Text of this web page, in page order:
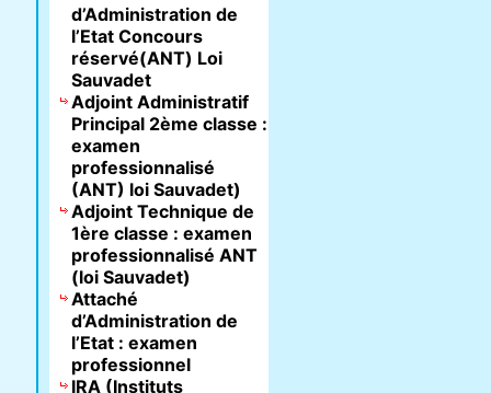
d’Administration de
l’Etat Concours
réservé(ANT) Loi
Sauvadet
Adjoint Administratif
Principal 2ème classe :
examen
professionnalisé
(ANT) loi Sauvadet)
Adjoint Technique de
1ère classe : examen
professionnalisé ANT
(loi Sauvadet)
Attaché
d’Administration de
l’Etat : examen
professionnel
IRA (Instituts